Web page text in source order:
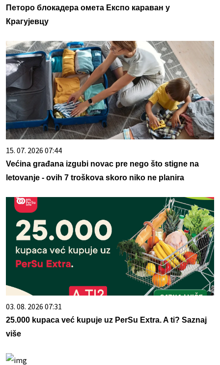
Петоро блокадера омета Експо караван у
Крагујевцу
15. 07. 2026 07:44
Većina građana izgubi novac pre nego što stigne na
letovanje - ovih 7 troškova skoro niko ne planira
03. 08. 2026 07:31
25.000 kupaca već kupuje uz PerSu Extra. A ti? Saznaj
više